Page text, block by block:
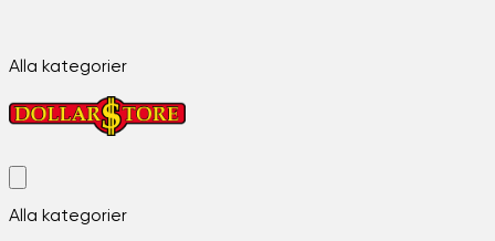
Alla kategorier
Alla kategorier